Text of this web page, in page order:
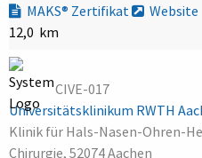
MAKS® Zertifikat
Website
12,0 km
CIVE-017
Universitätsklinikum RWTH
Klinik für Hals-Nasen-Ohren-
Chirurgie, 52074 Aachen